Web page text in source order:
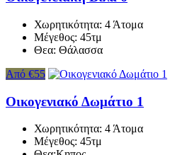
Χωρητικότητα: 4 Άτομα
Μέγεθος: 45τμ
Θεα: Θάλασσα
Από €55
Οικογενιακό Δωμάτιο 1
Χωρητικότητα: 4 Άτομα
Μέγεθος: 45τμ